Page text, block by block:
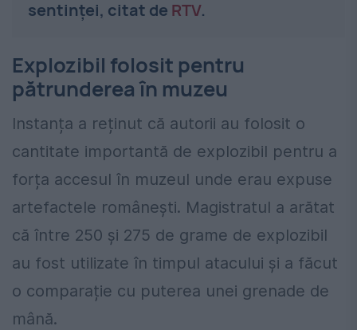
sentinței, citat de RTV.
Explozibil folosit pentru
pătrunderea în muzeu
Instanța a reținut că autorii au folosit o
cantitate importantă de explozibil pentru a
forța accesul în muzeul unde erau expuse
artefactele românești. Magistratul a arătat
că între 250 și 275 de grame de explozibil
au fost utilizate în timpul atacului și a făcut
o comparație cu puterea unei grenade de
mână.